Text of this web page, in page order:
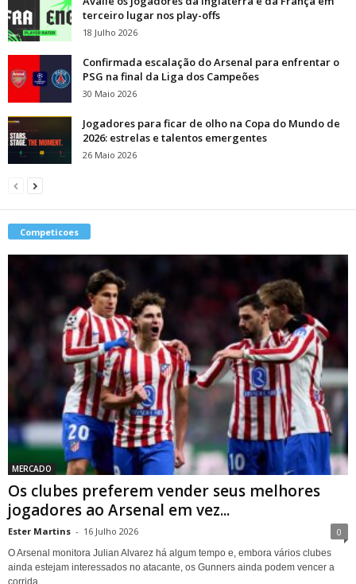
terceiro lugar nos play-offs
18 Julho 2026
Confirmada escalação do Arsenal para enfrentar o
PSG na final da Liga dos Campeões
30 Maio 2026
Jogadores para ficar de olho na Copa do Mundo de
2026: estrelas e talentos emergentes
26 Maio 2026
Competicoes
MERCADO
Os clubes preferem vender seus melhores
jogadores ao Arsenal em vez...
Ester Martins - 16 Julho 2026 0
O Arsenal monitora Julian Alvarez há algum tempo e, embora vários clubes
ainda estejam interessados ​​no atacante, os Gunners ainda podem vencer a
corrida...